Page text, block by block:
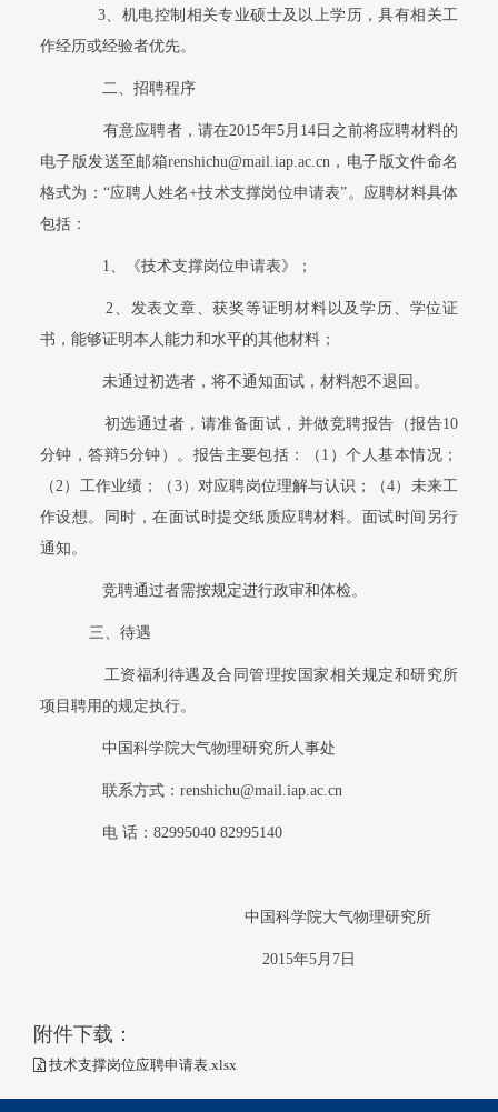
3 、机电控制相关专业硕士及以上学历，具有相关工
作经历或经验者优先。
二、招聘程序
有意应聘者，请在2015年5月 14 日之前将应聘材料的
电子版发送至邮箱renshichu@mail.iap.ac.cn ，电子版文件命名
格式为：“应聘人姓名+技术支撑岗位申请表”。应聘材料具体
包括：
1 、《技术支撑岗位申请表》；
2 、发表文章、获奖等证明材料以及学历、学位证
书，能够证明本人能力和水平的其他材料；
未通过初选者，将不通知面试，材料恕不退回。
初选通过者，请准备面试，并做竞聘报告（报告10
分钟，答辩5分钟）。报告主要包括：（ 1 ）个人基本情况；
（ 2 ）工作业绩；（ 3）对应聘岗位理解与认识；（4）未来工
作设想。同时，在面试时提交纸质应聘材料。面试时间另行
通知。
竞聘通过者需按规定进行政审和体检。
三、待遇
工资福利待遇及合同管理按国家相关规定和研究所
项目聘用的规定执行。
中国科学院大气物理研究所人事处
联系方式： renshichu@mail.iap.ac.cn
电 话： 82995040 82995140
中国科学院大气物理研究所
2015年5 月 7 日
附件下载：
技术支撑岗位应聘申请表.xlsx